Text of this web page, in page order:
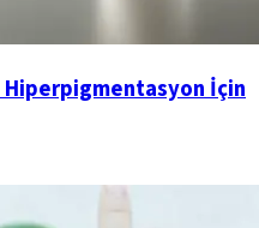
İçin